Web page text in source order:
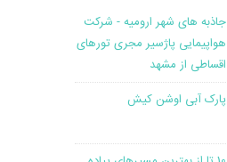
جاذبه های شهر ارومیه - شرکت
هواپیمایی پاژسیر مجری تورهای
اقساطی از مشهد
پارک آبی اوشن کیش